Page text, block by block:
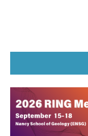
News
About